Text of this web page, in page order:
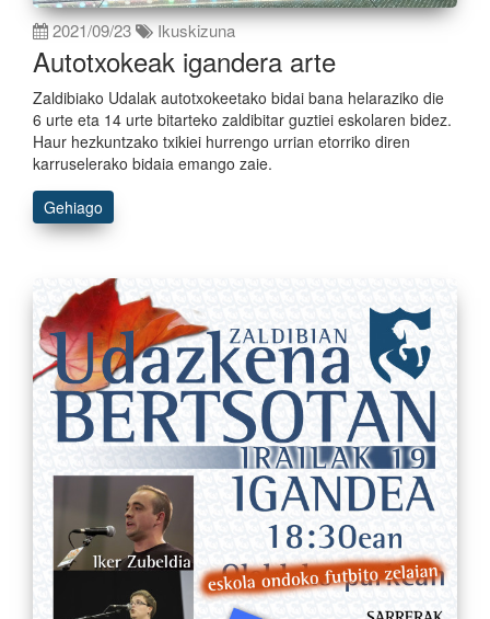
2021/09/23 Ikuskizuna
Autotxokeak igandera arte
Zaldibiako Udalak autotxokeetako bidai bana helaraziko die
6 urte eta 14 urte bitarteko zaldibitar guztiei eskolaren bidez.
Haur hezkuntzako txikiei hurrengo urrian etorriko diren
karruselerako bidaia emango zaie.
Gehiago